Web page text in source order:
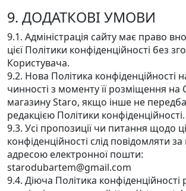
9. ДОДАТКОВІ УМОВИ
9.1. Адміністрація сайту має право
цієї Політики конфіденційності без
Користувача.
9.2. Нова Політика конфіденційності
чинності з моменту її розміщення на
магазину Staro, якщо інше не
редакцією Політики конфіденційності.
9.3. Усі пропозиції чи питання щодо
конфіденційності слід повідомляти
адресою електронної пошти:
starodubartem@gmail.com
9.4. Діюча Політика